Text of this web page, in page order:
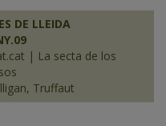
DE LLEIDA
| La secta de los
Truffaut